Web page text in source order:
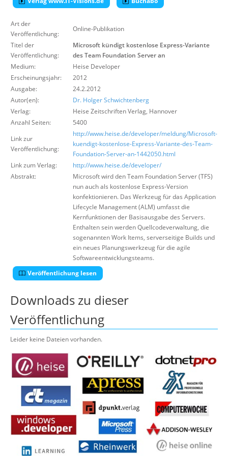
Über uns
Suche
Art der
Veröffentlichung:
Online-Publikation
Titel der
Veröffentlichung:
Microsoft kündigt kostenlose Express-Variante
des Team Foundation Server an
Medium:
Heise Developer
Erscheinungsjahr:
2012
Ausgabe:
24.2.2012
Autor(en):
Dr. Holger Schwichtenberg
Verlag:
Heise Zeitschriften Verlag, Hannover
Anzahl Seiten:
5400
Link zur
Veröffentlichung:
http://www.heise.de/developer/meldung/Microsoft-
kuendigt-kostenlose-Express-Variante-des-Team-
Foundation-Server-an-1442050.html
Link zum Verlag:
http://www.heise.de/developer/
Abstrakt:
Microsoft wird den Team Foundation Server (TFS)
nun auch als kostenlose Express-Version
konfektionieren. Das Werkzeug für das Application
Lifecycle Management (ALM) umfasst die
Kernfunktionen der Basisausgabe des Servers.
Enthalten sein werden Quellcodeverwaltung, die
sogenannten Work Items, serverseitige Builds und
ein neues Planungswerkzeug für die agile
Softwareentwicklungsteams.
Veröffentlichung lesen
Downloads zu dieser
Veröffentlichung
Leider keine Dateien vorhanden.